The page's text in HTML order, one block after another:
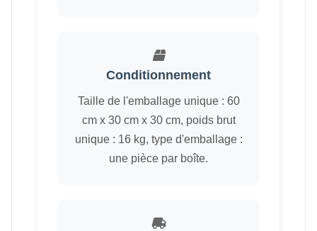
Conditionnement
Taille de l'emballage unique : 60
cm x 30 cm x 30 cm, poids brut
unique : 16 kg, type d'emballage :
une pièce par boîte.